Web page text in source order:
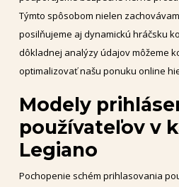
Týmto spôsobom nielen
posilňujeme aj dynamickú hráčsku
dôkladnej analýzy údajov môžeme
optimalizovať našu ponuku online
Modely
používateľov v
Legiano
Pochopenie schém prihlasovania